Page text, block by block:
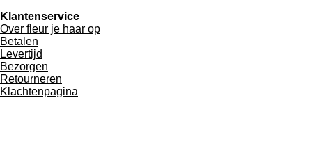
Klantenservice
Over fleur je haar op
Betalen
Levertijd
Bezorgen
Retourneren
Klachtenpagina